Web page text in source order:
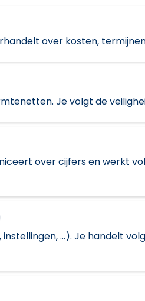
over kosten,
Je volgt de
over cijfers en werkt
...). Je handelt